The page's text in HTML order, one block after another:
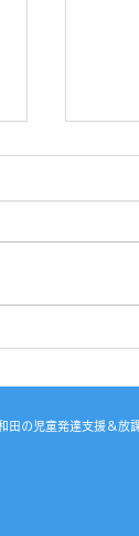
児童発達支援＆放課